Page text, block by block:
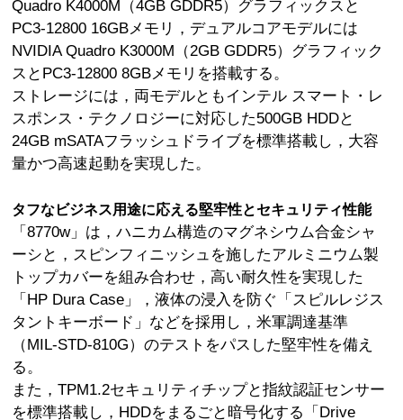
Quadro K4000M（4GB GDDR5）グラフィックスと
PC3-12800 16GBメモリ，デュアルコアモデルには
NVIDIA Quadro K3000M（2GB GDDR5）グラフィック
スとPC3-12800 8GBメモリを搭載する。
ストレージには，両モデルともインテル スマート・レ
スポンス・テクノロジーに対応した500GB HDDと
24GB mSATAフラッシュドライブを標準搭載し，大容
量かつ高速起動を実現した。
タフなビジネス用途に応える堅牢性とセキュリティ性能
「8770w」は，ハニカム構造のマグネシウム合金シャ
ーシと，スピンフィニッシュを施したアルミニウム製
トップカバーを組み合わせ，高い耐久性を実現した
「HP Dura Case」，液体の浸入を防ぐ「スピルレジス
タントキーボード」などを採用し，米軍調達基準
（MIL-STD-810G）のテストをパスした堅牢性を備え
る。
また，TPM1.2セキュリティチップと指紋認証センサー
を標準搭載し，HDDをまるごと暗号化する「Drive